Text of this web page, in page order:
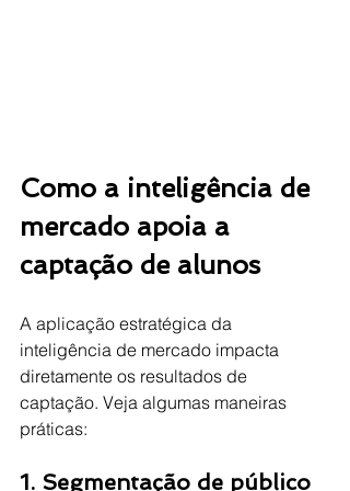
Como a inteligência de
mercado apoia a
captação de alunos
A aplicação estratégica da
inteligência de mercado impacta
diretamente os resultados de
captação. Veja algumas maneiras
práticas:
1. Segmentação de público